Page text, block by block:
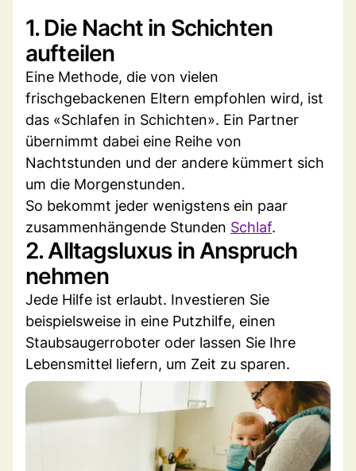
1. Die Nacht in Schichten
aufteilen
Eine Methode, die von vielen
frischgebackenen Eltern empfohlen wird, ist
das «Schlafen in Schichten». Ein Partner
übernimmt dabei eine Reihe von
Nachtstunden und der andere kümmert sich
um die Morgenstunden.
So bekommt jeder wenigstens ein paar
zusammenhängende Stunden Schlaf.
2. Alltagsluxus in Anspruch
nehmen
Jede Hilfe ist erlaubt. Investieren Sie
beispielsweise in eine Putzhilfe, einen
Staubsaugerroboter oder lassen Sie Ihre
Lebensmittel liefern, um Zeit zu sparen.